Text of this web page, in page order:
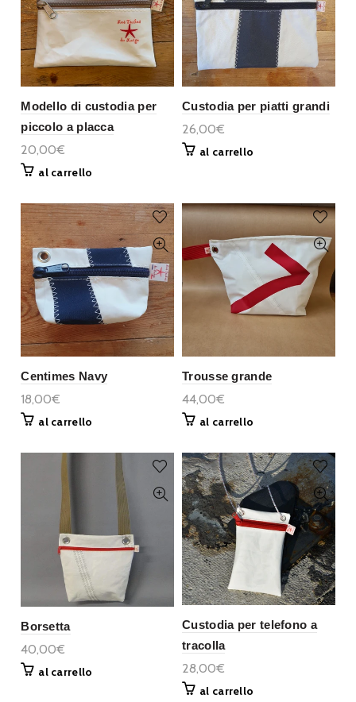
Modello di custodia per
piccolo a placca
20,00€
al carrello
Custodia per piatti grandi
26,00€
al carrello
Centimes Navy
18,00€
al carrello
Trousse grande
44,00€
al carrello
Borsetta
40,00€
al carrello
Custodia per telefono a
tracolla
28,00€
al carrello